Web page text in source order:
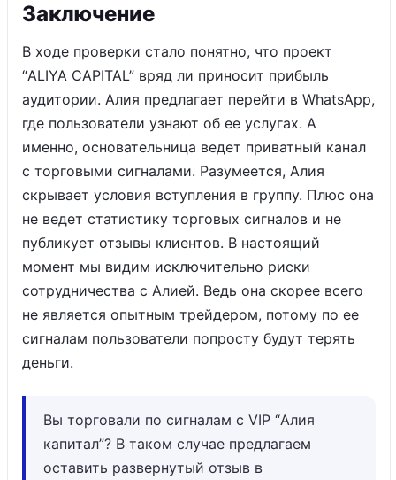
Заключение
В ходе проверки стало понятно, что проект
“ALIYA CAPITAL” вряд ли приносит прибыль
аудитории. Алия предлагает перейти в WhatsApp,
где пользователи узнают об ее услугах. А
именно, основательница ведет приватный канал
с торговыми сигналами. Разумеется, Алия
скрывает условия вступления в группу. Плюс она
не ведет статистику торговых сигналов и не
публикует отзывы клиентов. В настоящий
момент мы видим исключительно риски
сотрудничества с Алией. Ведь она скорее всего
не является опытным трейдером, потому по ее
сигналам пользователи попросту будут терять
деньги.
Вы торговали по сигналам с VIP “Алия
капитал”? В таком случае предлагаем
оставить развернутый отзыв в